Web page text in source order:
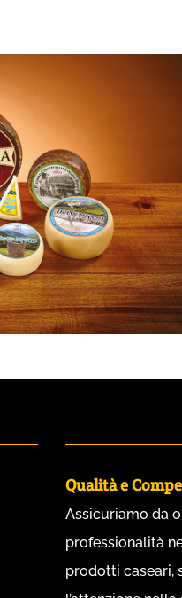
Qualità e
Assicuriamo da
professionalità
prodotti caseari,